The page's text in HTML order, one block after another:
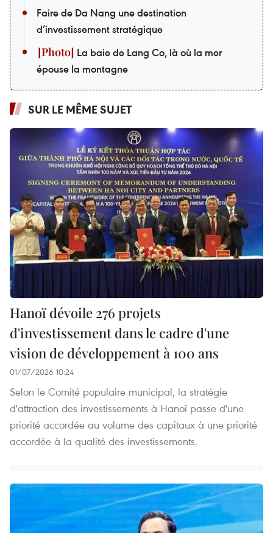
Faire de Da Nang une destination
d’investissement stratégique
La baie de Lang Co, là où la mer
épouse la montagne
SUR LE MÊME SUJET
Hanoï dévoile 276 projets
d'investissement dans le cadre d'une
vision de développement à 100 ans
01/07/2026 10:24
Selon le Comité populaire municipal, la stratégie
d'attraction des investissements à Hanoï passe d'une
priorité accordée au volume des capitaux à une priorité
accordée à la qualité des investissements.